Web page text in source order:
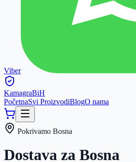
Viber
KamagraBiH
PočetnaSvi ProizvodiBlogO nama
Pokrivamo Bosna
Dostava za Bosna